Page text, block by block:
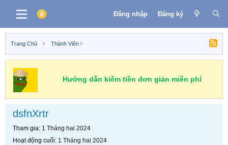
Đăng nhập Đăng ký
Trang Chủ Thành Viên
Hướng dẫn kiếm tiền đơn giản miễn phí
dsfnXrtr
Tham gia 1 Tháng hai 2024
Hoạt động cuối 1 Tháng hai 2024